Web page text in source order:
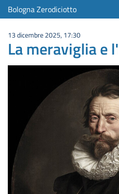
Bologna Zerodiciotto
13 dicembre 2025, 17:30
La meraviglia e